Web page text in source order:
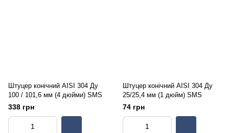
Штуцер конічний AISI 304 Ду
100 / 101,6 мм (4 дюйми) SMS
338 грн
Штуцер конічний AISI 304 Ду
25/25,4 мм (1 дюйм) SMS
74 грн